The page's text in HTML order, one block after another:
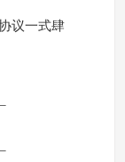
议一式肆